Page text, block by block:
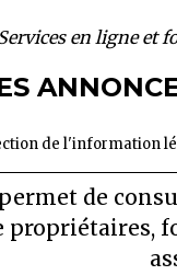
en ligne et
de l'information
de
propriétaires,